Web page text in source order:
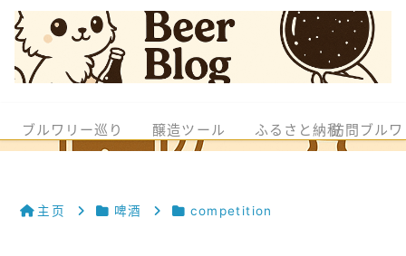
ブルワリー巡り 醸造ツール ふるさと納税訪問ブル
主页 啤酒 competition